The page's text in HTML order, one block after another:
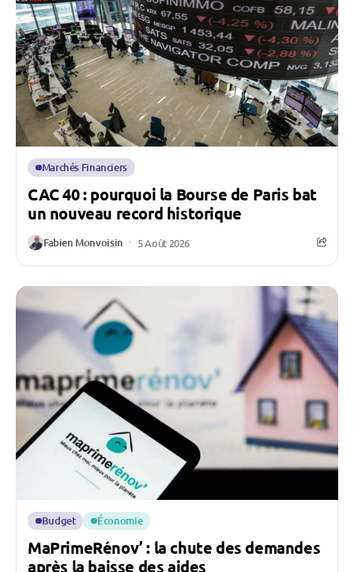
Marchés Financiers
CAC 40 : pourquoi la Bourse de Paris bat
un nouveau record historique
Fabien Monvoisin 5 Août 2026
Budget Économie
MaPrimeRénov’ : la chute des demandes
après la baisse des aides